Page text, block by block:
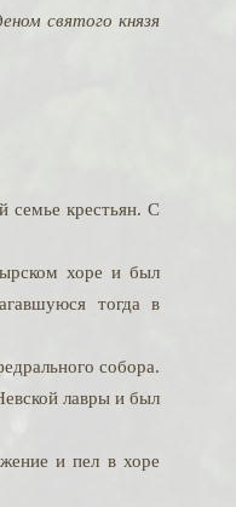
святого князя
семье крестьян. С
хоре и был
тогда в
собора.
лавры и был
и пел в хоре